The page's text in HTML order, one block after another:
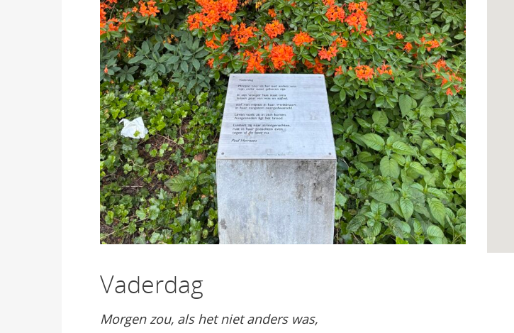
Vaderdag
Morgen zou, als het niet anders was,